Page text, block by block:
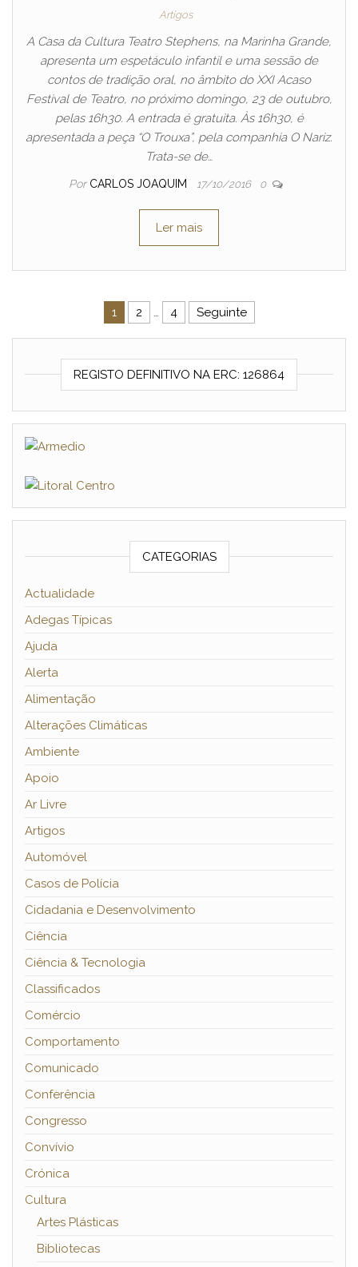
Artigos
A Casa da Cultura Teatro Stephens, na Marinha Grande,
apresenta um espetáculo infantil e uma sessão de
contos de tradição oral, no âmbito do XXI Acaso
Festival de Teatro, no próximo domingo, 23 de outubro,
pelas 16h30. A entrada é gratuita. Às 16h30, é
apresentada a peça “O Trouxa”, pela companhia O Nariz.
Trata-se de…
Por CARLOS JOAQUIM 17/10/2016 0
Ler mais
Navegação de artigos
1 2 … 4 Seguinte
REGISTO DEFINITIVO NA ERC: 126864
CATEGORIAS
Actualidade
Adegas Típicas
Ajuda
Alerta
Alimentação
Alterações Climáticas
Ambiente
Apoio
Ar Livre
Artigos
Automóvel
Casos de Polícia
Cidadania e Desenvolvimento
Ciência
Ciência & Tecnologia
Classificados
Comércio
Comportamento
Comunicado
Conferência
Congresso
Convívio
Crónica
Cultura
Artes Plásticas
Bibliotecas